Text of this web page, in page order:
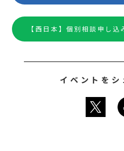
【西日本】個別相談申し込
イベントをシ